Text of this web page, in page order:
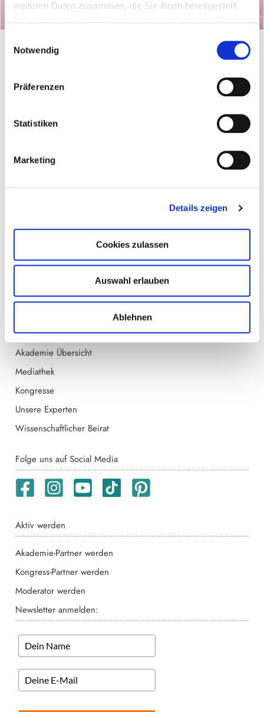
weiteren Daten zusammen, die Sie ihnen bereitgestellt
Einstellungen widerrufen oder ändern:
. Es befindet sich auch ein Link in der
Fußzeile zu den Einstellungen der Cookies um diese
jederzeit widerrufen oder ändern zu können.
Notwendig
Präferenzen
Statistiken
Marketing
Details zeigen
Cookies zulassen
Auswahl erlauben
Ablehnen
Impressum
Hilfe-Center & Kontakt
Medizinischer Haftungsausschluss
Kongresse & Akademie
Kongresskalender
Akademie Übersicht
Mediathek
Kongresse
Unsere Experten
Wissenschaftlicher Beirat
Folge uns auf Social Media
Aktiv werden
Akademie-Partner werden
Kongress-Partner werden
Moderator werden
Newsletter anmelden: